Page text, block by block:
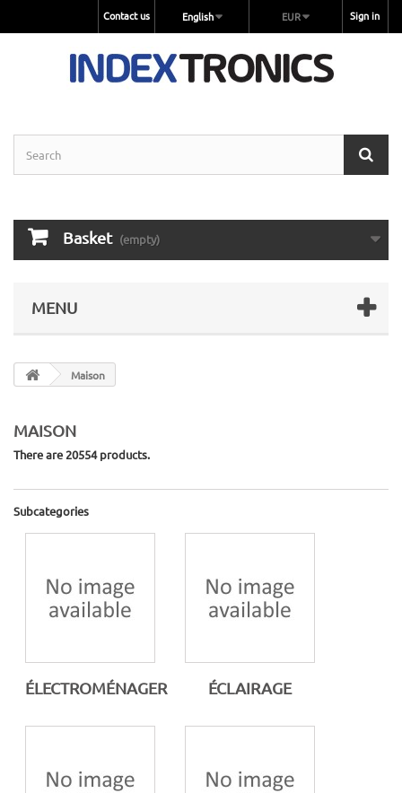
Sign in
EUR
English
Contact us
Basket (empty)
MENU
Maison
MAISON
There are 20554 products.
Subcategories
ÉLECTROMÉNAGER ÉCLAIRAGE